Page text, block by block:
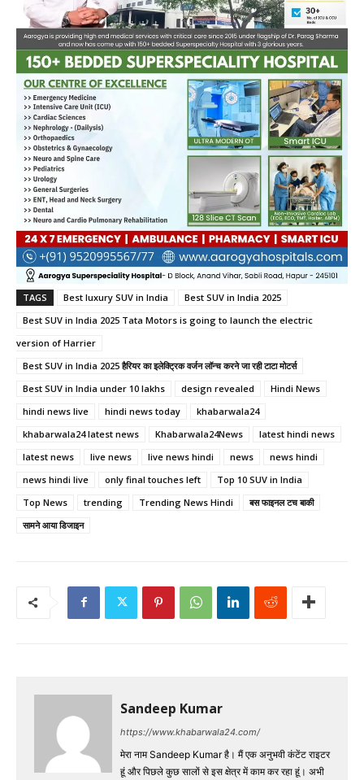
TAGS Best luxury SUV in India
Best SUV in India 2025
Best SUV in India 2025 Tata Motors is going to launch the electric
version of Harrier
Best SUV in India 2025 हैरियर का इलेक्ट्रिक वर्जन लॉन्च करने जा रही टाटा मोटर्स
Best SUV in India under 10 lakhs
design revealed
Hindi News
hindi news live
hindi news today
khabarwala24
khabarwala24 latest news
Khabarwala24News
latest hindi news
latest news
live news live news hindi news
news hindi
news hindi live
only final touches left
Top 10 SUV in India
Top News
trending Trending News Hindi
बस फाइनल टच बाकी
सामने आया डिजाइन
Sandeep Kumar
https://www.khabarwala24.com/
मेरा नाम Sandeep Kumar है। मैं एक अनुभवी कंटेंट राइटर
हूं और पिछले कुछ सालों से इस क्षेत्र में काम कर रहा हूं। अभी